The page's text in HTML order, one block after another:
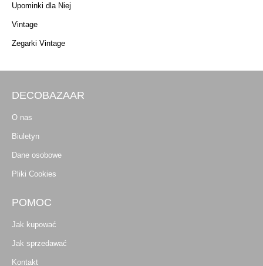
Upominki dla Niej
Vintage
Zegarki Vintage
DECOBAZAAR
O nas
Biuletyn
Dane osobowe
Pliki Cookies
POMOC
Jak kupować
Jak sprzedawać
Kontakt